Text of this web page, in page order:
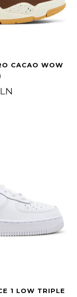
CACAO WOW
1 LOW TRIPLE